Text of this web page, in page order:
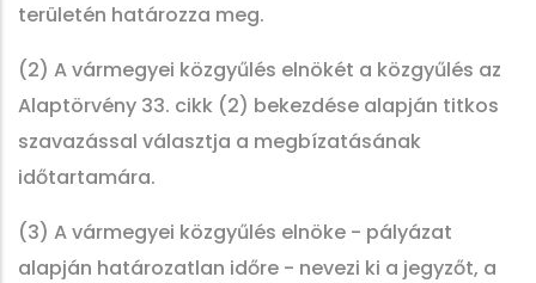
területén határozza meg.
(2) A vármegyei közgyűlés elnökét a közgyűlés az
Alaptörvény 33. cikk (2) bekezdése alapján titkos
szavazással választja a megbízatásának
időtartamára.
(3) A vármegyei közgyűlés elnöke - pályázat
alapján határozatlan időre - nevezi ki a jegyzőt, a